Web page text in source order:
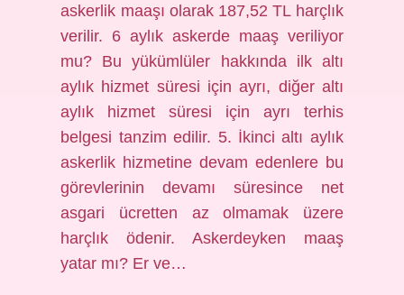
askerlik maaşı olarak 187,52 TL harçlık
verilir. 6 aylık askerde maaş veriliyor
mu? Bu yükümlüler hakkında ilk altı
aylık hizmet süresi için ayrı, diğer altı
aylık hizmet süresi için ayrı terhis
belgesi tanzim edilir. 5. İkinci altı aylık
askerlik hizmetine devam edenlere bu
görevlerinin devamı süresince net
asgari ücretten az olmamak üzere
harçlık ödenir. Askerdeyken maaş
yatar mı? Er ve…